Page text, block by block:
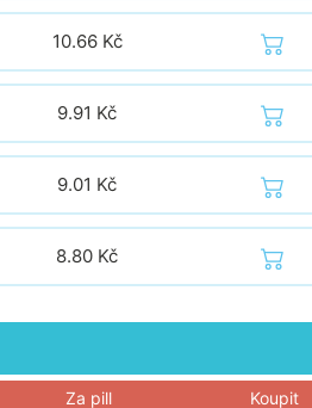
10.66 Kč
9.91 Kč
9.01 Kč
8.80 Kč
Za pill Koupit